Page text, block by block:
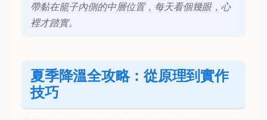
帶黏在籠子內側的中層位置，每天看個幾眼，心
裡才踏實。
夏季降溫全攻略：從原理到實作
技巧